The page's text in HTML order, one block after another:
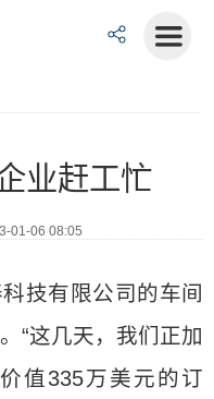
业赶工忙
01-06 08:05
技有限公司的车间
“这几天，我们正加
值335万美元的订